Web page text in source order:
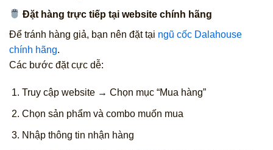
Đặt hàng trực tiếp tại website chính hãng
Để tránh hàng giả, bạn nên đặt tại ngũ cốc Dalahouse
chính hãng.
Các bước đặt cực dễ:
Truy cập website → Chọn mục “Mua hàng”
Chọn sản phẩm và combo muốn mua
Nhập thông tin nhận hàng